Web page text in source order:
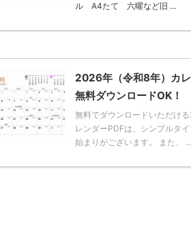
ル A4たて 六曜など旧 ...
2026年（令和8年）カ
無料ダウンロードOK！
無料でダウンロードいただけ
レンダーPDFは、シンプルタ
始まりがございます。 また、 ...